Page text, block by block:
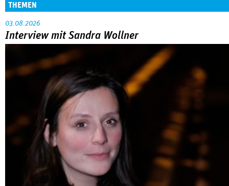
THEMEN
03.08.2026
Interview mit Sandra Wollner